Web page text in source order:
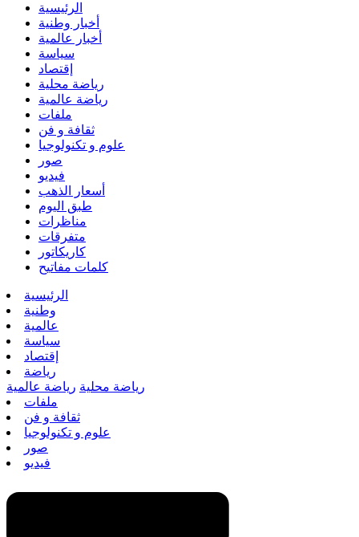
الرئيسية
أخبار وطنية
أخبار عالمية
سياسة
إقتصاد
رياضة محلية
رياضة عالمية
ملفات
ثقافة و فن
علوم و تكنولوجيا
صور
فيديو
أسعار الذهب
طبق اليوم
مناظرات
متفرقات
كاريكاتور
كلمات مفاتيح
الرئيسية
وطنية
عالمية
سياسة
إقتصاد
رياضة
رياضة محلية رياضة عالمية
ملفات
ثقافة و فن
علوم و تكنولوجيا
صور
فيديو